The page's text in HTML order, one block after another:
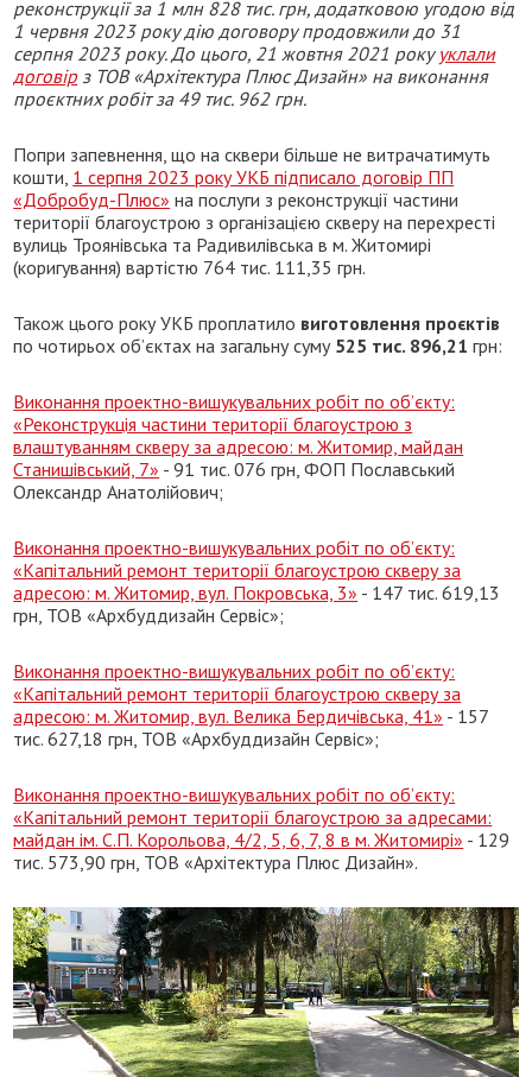
реконструкції за 1 млн 828 тис. грн, додатковою угодою від
1 червня 2023 року дію договору продовжили до 31
серпня 2023 року. До цього, 21 жовтня 2021 року уклали
договірз ТОВ «Архітектура Плюс Дизайн» на виконання
проєктних робіт за 49 тис. 962 грн.
Попри запевнення, що на сквери більше не витрачатимуть
кошти, 1 серпня 2023 року УКБ підписало договір ПП
«Добробуд-Плюс» на послуги з реконструкції частини
території благоустрою з організацією скверу на перехресті
вулиць Троянівська та Радивилівська в м. Житомирі
(коригування) вартістю 764 тис. 111,35 грн.
Також цього року УКБ проплатило виготовлення проєктів
по чотирьох об’єктах на загальну суму 525 тис. 896,21 грн:
Виконання проектно-вишукувальних робіт по об’єкту:
«Реконструкція частини території благоустрою з
влаштуванням скверу за адресою: м. Житомир, майдан
Станишівський, 7» - 91 тис. 076 грн, ФОП Пославський
Олександр Анатолійович;
Виконання проектно-вишукувальних робіт по об’єкту:
«Капітальний ремонт території благоустрою скверу за
адресою: м. Житомир, вул. Покровська, 3» - 147 тис. 619,13
грн, ТОВ «Архбуддизайн Сервіс»;
Виконання проектно-вишукувальних робіт по об’єкту:
«Капітальний ремонт території благоустрою скверу за
адресою: м. Житомир, вул. Велика Бердичівська, 41» - 157
тис. 627,18 грн, ТОВ «Архбуддизайн Сервіс»;
Виконання проектно-вишукувальних робіт по об’єкту:
«Капітальний ремонт території благоустрою за адресами:
майдан ім. С.П. Корольова, 4/2, 5, 6, 7, 8 в м. Житомирі» - 129
тис. 573,90 грн, ТОВ «Архітектура Плюс Дизайн».